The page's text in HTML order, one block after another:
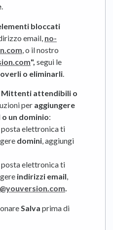
.
bloccati
email, no-
, o il nostro
", segui le
o eliminarli
Mittenti attendibili o
per aggiungere
un dominio:
posta elettronica ti
domini, aggiungi
posta elettronica ti
indirizzi email,
.
Salva prima di